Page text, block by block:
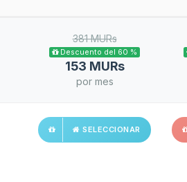
381 MURs
Descuento del 60 %
153 MURs
por mes
SELECCIONAR